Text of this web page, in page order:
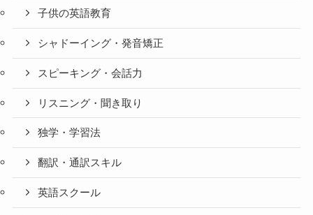
子供の英語教育
シャドーイング・発音矯正
スピーキング・会話力
リスニング・聞き取り
独学・学習法
翻訳・通訳スキル
英語スクール